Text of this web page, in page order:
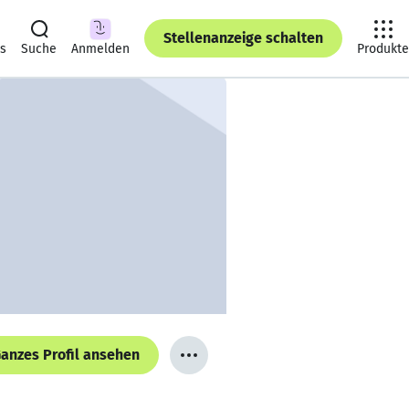
Suche Anmelden
Stellenanzeige schalten
Produkte
Profil ansehen